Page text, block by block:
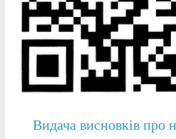
Видача висновків про